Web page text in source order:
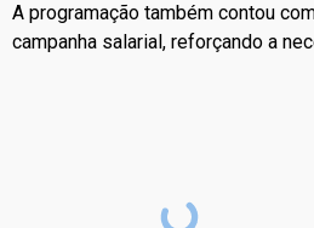
A programação também contou
campanha salarial, reforçando a